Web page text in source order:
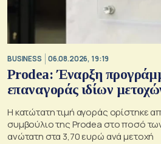
BUSINESS 06.08.2026, 19:19
Prodea: Έναρξη
επαναγοράς ιδίων
Η κατώτατη τιμή αγοράς ορίστηκε
συμβούλιο της Prodea στο ποσό
ανώτατη στα 3,70 ευρώ ανά μετοχή